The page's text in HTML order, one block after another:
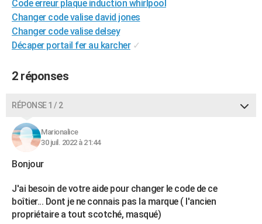
Code erreur plaque induction whirlpool
Changer code valise david jones
Changer code valise delsey
Décaper portail fer au karcher ✓
2 réponses
RÉPONSE 1 / 2
Marionalice
30 juil. 2022 à 21:44
Bonjour
J'ai besoin de votre aide pour changer le code de ce
boîtier... Dont je ne connais pas la marque ( l'ancien
propriétaire a tout scotché, masqué)